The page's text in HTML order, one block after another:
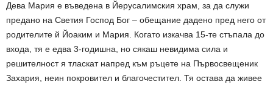
Дева Мария е въведена в Йерусалимския храм, за да служи
предано на Светия Господ Бог – обещание дадено пред него от
родителите й Йоаким и Мария. Когато изкачва 15-те стъпала до
входа, тя е едва 3-годишна, но сякаш невидима сила и
решителност я тласкат напред към ръцете на Първосвещеник
Захария, неин покровител и благочестител. Тя остава да живее